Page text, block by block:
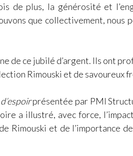
de plus, la générosité et
que collectivement, nous
de ce jubilé d’argent. Ils ont
Rimouski et de savoureux
présentée par PMI
a illustré, avec force,
Rimouski et de l’importance